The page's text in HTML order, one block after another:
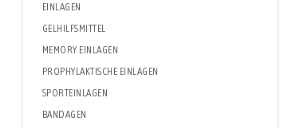
EINLAGEN
GELHILFSMITTEL
MEMORY EINLAGEN
PROPHYLAKTISCHE EINLAGEN
SPORTEINLAGEN
BANDAGEN